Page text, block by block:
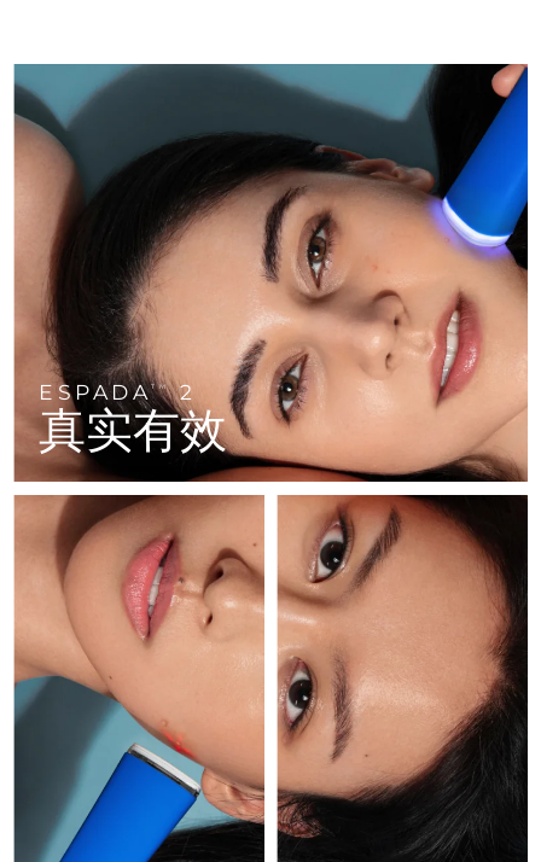
ESPADATM2
真实有效
LUNA™ 4 Men
For men, anti-aging massage
LUNA™ 4 mini
For young skin, T-zone
LUNA™ 4 go
For travel or gym bag
LUNA™ 护肤
Premium cleansers & balm
LUNA™ 设备
All facial cleansing devices
BEAR™ 2 eyes & lips
Microcurrent line smoothing device
面部提拉护理
Premium anti-aging skincare
BEAR™ 设备
All premium facelift devices
Near-infrared and red light therapy
UFO™ 3 mini
Red light therapy device for young skin
UFO™ 3 go
Portable red light therapy
面膜
Rejuvenation & hydration
UFO™ 设备
All deep facial hydration devices
issa™ 4 plus
Smart hybrid silicone sonic toothbrush
issa™ 4 smile
Hybrid silicone sonic toothbrush
issa™ 4 baby
For ages 0-3
issa™ Teeth Whitening Set
Dual LED + sonic device & 18% PAP gel
ISSA™ 设备
All silicone sonic toothbrushes
FAQ™ 101
Clinical anti-aging
FAQ™ 102
Advanced clinical anti-aging
FAQ™ 103
Luxurious clinical anti-aging set
FAQ™ P1 Primer
Manuka honey primer
FAQ™护肤品
All FAQ™ skincare
FAQ™产品
LED治疗
NEW
FAQ™ 201
LED mask
FAQ™ 202
LED mask
FAQ™ 211
Anti-aging neck & décolleté LED mask
FAQ™ 221
Anti-aging LED hand mask
FAQ™护肤品
All FAQ™ skincare
FAQ™产品
生发
FAQ™ 301
LED hair strengthening scalp massager
FAQ™ Scalp Serum
Scalp recovery probiotic serum
FAQ™护肤品
All FAQ™ skincare
FAQ™产品
All hair treatments
肌肤年轻化
NEW
FAQ™ 501
Full-Spectrum Red Light Therapy
FAQ™ 502
Full-Spectrum Red Light Therapy
FAQ™ Red Light Serum
FAQ™ skincare
All FAQ™ skincare
FAQ™ products
保健品
NEW
专业治疗
脱毛
PEACH™ 2 Pro Max
Professional IPL hair removal device
PEACH™ 2
身体护理
BEAR™ 2 body
Microcurrent body toning
LUNA™ 4 body
痘肌护理 眼部护理
加拿大 预计送达日期 8/16/26
智利 预计送达日期 8/16/26
中国 预计送达日期8/12/26
哥伦比亚 预计送达日期
克罗地亚 预计送达日期 8/12/26
塞浦路斯 预计送达日期8/13/26
捷克 8/12/26
丹麦 预计送达日期8/12/26
爱沙尼亚 预计送达日期 8/12/26
芬兰 8/12/26
法国 预计送达日期 8/12/26
法属波利尼西亚 预计送达日期8/16/26
德国 预计送达日期 8/12/26
直布罗陀 预计送达日期8/16/26